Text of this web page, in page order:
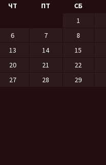
ЧТ ПТ СБ
1
6 7
8
13 14
15
20 21
22
27 28
29